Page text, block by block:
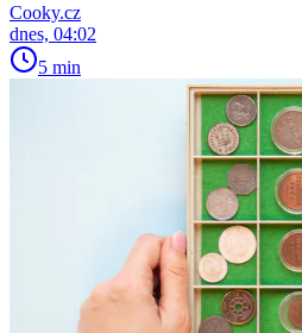
Cooky.cz
dnes, 04:02
5 min